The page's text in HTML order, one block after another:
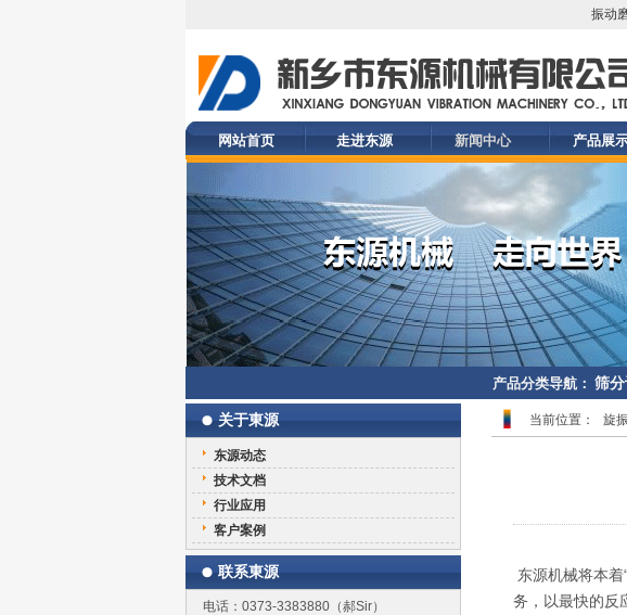
振动
网站首页 走进东源 新闻中心 产品展
产品分类导航： 筛
关于東源
东源动态
技术文档
行业应用
客户案例
联系東源
电话：0373-3383880（郝Sir）
当前位置： 旋
东源机械将本
务，以最快的反